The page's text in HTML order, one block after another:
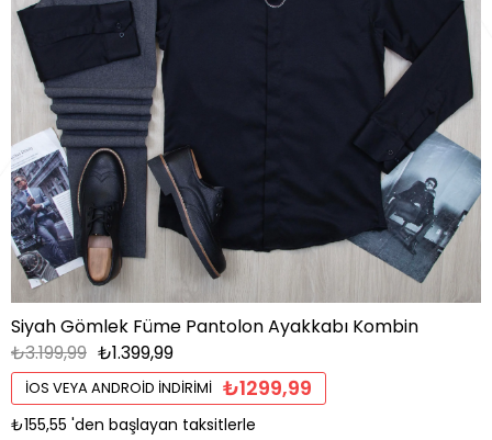
Siyah Gömlek Füme Pantolon Ayakkabı Kombin
₺3.199,99 ₺1.399,99
İOS VEYA ANDROID İNDIRIMI ₺1299,99
₺155,55 'den başlayan taksitlerle